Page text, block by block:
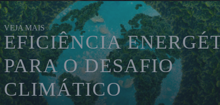
VEJA MAIS
EFICIÊNCIA
PARA O DESAFIO
CLIMÁTICO